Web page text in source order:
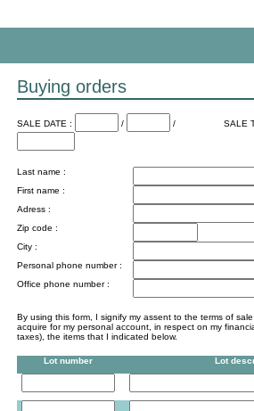
Buying orders
SALE DATE : / / SALE
Last name :
First name :
Adress :
Zip code :
City :
Personal phone number :
Office phone number :
By using this form, I signify my assent to the terms of
acquire for my personal account, in respect on my
taxes), the items that I indicated below.
Lot number Lot